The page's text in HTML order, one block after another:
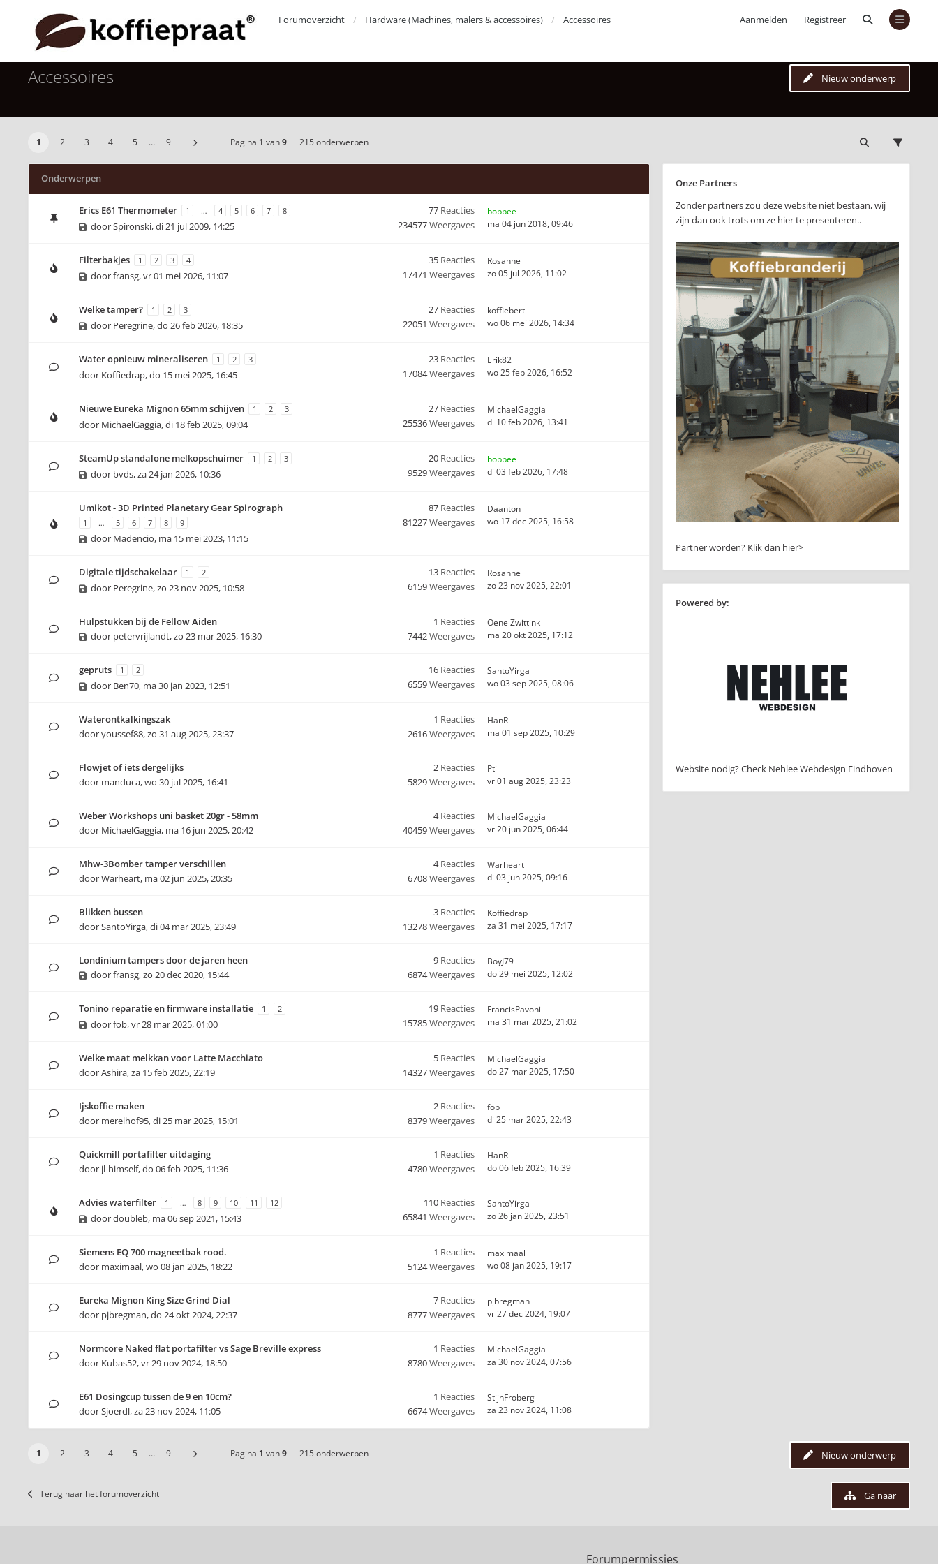
Aanmelden Registreer
Forumoverzicht Hardware (Machines, malers & accessoires) Accessoires
Accessoires Nieuw onderwerp
1 2 3 4 5 … 9 Pagina 1 van9 215 onderwerpen
Onderwerpen
Erics E61 Thermometer 1 … 4 5 6 7 8
doorSpironski,di 21 jul 2009, 14:25
77 Reacties
234577Weergaves
bobbee
ma 04 jun 2018, 09:46
Filterbakjes 1 2 3 4
doorfransg,vr 01 mei 2026, 11:07
35 Reacties
17471 Weergaves
Rosanne
zo 05 jul 2026, 11:02
Welke tamper? 1 2 3
door Peregrine,do 26 feb 2026, 18:35
27 Reacties
22051 Weergaves
koffiebert
wo 06 mei 2026, 14:34
Water opnieuw mineraliseren 1 2 3
door Koffiedrap,do 15 mei 2025, 16:45
23 Reacties
17084Weergaves
Erik82
wo 25 feb 2026, 16:52
Nieuwe Eureka Mignon 65mm schijven 1 2 3
door MichaelGaggia,di 18 feb 2025, 09:04
27 Reacties
25536Weergaves
MichaelGaggia
di 10 feb 2026, 13:41
SteamUp standalone melkopschuimer 1 2 3
door bvds,za 24 jan 2026, 10:36
20 Reacties
9529Weergaves
bobbee
di 03 feb 2026, 17:48
Umikot - 3D Printed Planetary Gear Spirograph
1 … 5 6 7 8 9
door Madencio, ma 15 mei 2023, 11:15
87 Reacties
81227Weergaves
Daanton
wo 17 dec 2025, 16:58
Digitale tijdschakelaar 1 2
door Peregrine,zo 23 nov 2025, 10:58
13 Reacties
6159Weergaves
Rosanne
zo 23 nov 2025, 22:01
Hulpstukken bij de Fellow Aiden
door petervrijlandt,zo 23 mar 2025, 16:30
1 Reacties
7442Weergaves
Oene Zwittink
ma 20 okt 2025, 17:12
gepruts 1 2
door Ben70, ma 30 jan 2023, 12:51
16 Reacties
6559Weergaves
SantoYirga
wo 03 sep 2025, 08:06
Waterontkalkingszak
dooryoussef88,zo 31 aug 2025, 23:37
1 Reacties
2616Weergaves
HanR
ma 01 sep 2025, 10:29
Flowjet of iets dergelijks
door manduca,wo 30 jul 2025, 16:41
2 Reacties
5829Weergaves
Pti
vr 01 aug 2025, 23:23
Weber Workshops uni basket 20gr - 58mm
door MichaelGaggia, ma 16 jun 2025, 20:42
4Reacties
40459Weergaves
MichaelGaggia
vr 20 jun 2025, 06:44
Mhw-3Bomber tamper verschillen
doorWarheart, ma 02 jun 2025, 20:35
4Reacties
6708Weergaves
Warheart
di 03 jun 2025, 09:16
Blikken bussen
doorSantoYirga,di 04 mar 2025, 23:49
3 Reacties
13278Weergaves
Koffiedrap
za 31 mei 2025, 17:17
Londinium tampers door de jaren heen
doorfransg,zo 20 dec 2020, 15:44
9 Reacties
6874Weergaves
BoyJ79
do 29 mei 2025, 12:02
Tonino reparatie en firmware installatie 1 2
doorfob,vr 28 mar 2025, 01:00
19 Reacties
15785Weergaves
FrancisPavoni
ma 31 mar 2025, 21:02
Welke maat melkkan voor Latte Macchiato
doorAshira,za 15 feb 2025, 22:19
5 Reacties
14327Weergaves
MichaelGaggia
do 27 mar 2025, 17:50
Ijskoffie maken
door merelhof95,di 25 mar 2025, 15:01
2 Reacties
8379Weergaves
fob
di 25 mar 2025, 22:43
Quickmill portafilter uitdaging
door jl-himself,do 06 feb 2025, 11:36
1 Reacties
4780Weergaves
HanR
do 06 feb 2025, 16:39
Advies waterfilter 1 … 8 9 10 11 12
doordoubleb, ma 06 sep 2021, 15:43
110 Reacties
65841 Weergaves
SantoYirga
zo 26 jan 2025, 23:51
Siemens EQ 700 magneetbak rood.
door maximaal,wo 08 jan 2025, 18:22
1 Reacties
5124Weergaves
maximaal
wo 08 jan 2025, 19:17
Eureka Mignon King Size Grind Dial
door pjbregman,do 24 okt 2024, 22:37
7 Reacties
8777Weergaves
pjbregman
vr 27 dec 2024, 19:07
Normcore Naked flat portafilter vs Sage Breville express
door Kubas52,vr 29 nov 2024, 18:50
1 Reacties
8780Weergaves
MichaelGaggia
za 30 nov 2024, 07:56
E61 Dosingcup tussen de 9 en 10cm?
doorSjoerdl,za 23 nov 2024, 11:05
1 Reacties
6674Weergaves
StijnFroberg
za 23 nov 2024, 11:08
Onze Partners
Zonder partners zou deze website niet bestaan, wij
zijn dan ook trots om ze hier te presenteren..
Partner worden? Klik dan hier>
Powered by:
Website nodig? Check Nehlee Webdesign Eindhoven
Nieuw onderwerp
1 2 3 4 5 … 9 Pagina 1 van9 215 onderwerpen
Terug naar het forumoverzicht Ga naar
Forumpermissies